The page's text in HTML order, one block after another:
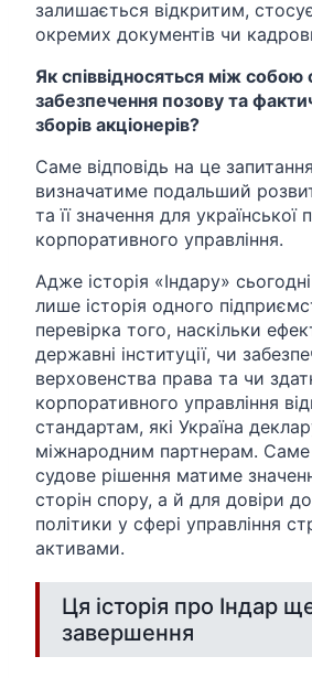
залишається відкритим,
окремих документів чи
Як співвідносяться між собою
забезпечення позову та
зборів акціонерів?
Саме відповідь на це
визначатиме подальший
та її значення для української
корпоративного управління.
Адже історія «Індару»
лише історія одного
перевірка того, наскільки
державні інституції, чи
верховенства права та чи
корпоративного управління
стандартам, які Україна
міжнародним партнерам. Саме
судове рішення матиме
сторін спору, а й для довіри
політики у сфері управління
активами.
Ця історія про Індар
завершення